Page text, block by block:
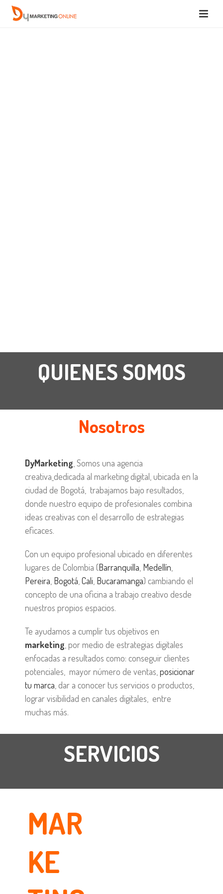
QUIENES SOMOS
Nosotros
DyMarketing , Somos una agencia
creativa dedicada al marketing digital, ubicada en la
ciudad de Bogotá, trabajamos bajo resultados,
donde nuestro equipo de profesionales combina
ideas creativas con el desarrollo de estrategias
eficaces.
Con un equipo profesional ubicado en diferentes
lugares de Colombia (Barranquilla Medellín
Pereira Bogotá Cali Bucaramanga) cambiando el
concepto de una oficina a trabajo creativo desde
nuestros propios espacios.
Te ayudamos a cumplir tus objetivos en
marketing , por medio de estrategias digitales
enfocadas a resultados como: conseguir clientes
potenciales, mayor número de ventas, posicionar
tu marca , dar a conocer tus servicios o productos,
lograr visibilidad en canales digitales, entre
muchas más.
SERVICIOS
MAR
KE